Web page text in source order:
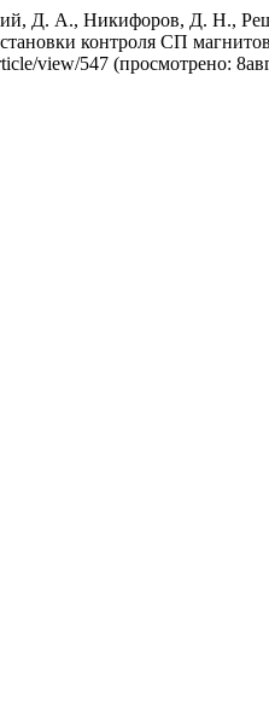
Д. А., Никифоров, Д. Н.,
контроля СП
view/547 (просмотрено: